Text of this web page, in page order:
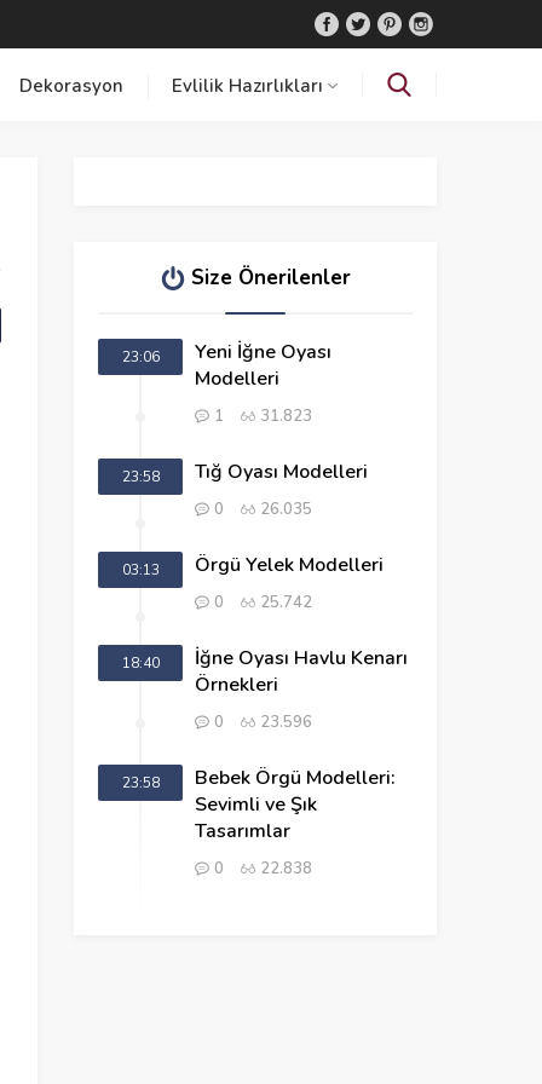
Dekorasyon Evlilik Hazırlıkları
Size Önerilenler
23:06
Yeni İğne Oyası
Modelleri
1 31.823
23:58 Tığ Oyası Modelleri
0 26.035
03:13 Örgü Yelek Modelleri
0 25.742
18:40
İğne Oyası Havlu Kenarı
Örnekleri
0 23.596
23:58
Bebek Örgü Modelleri:
Sevimli ve Şık
Tasarımlar
0 22.838